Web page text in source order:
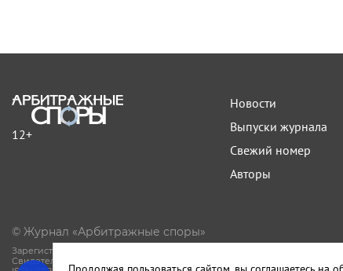
12+
Новости
Выпуски журнала
Свежий номер
Авторы
© Журнал «Арбитражные споры»
Зарегистрирован Роскомнадзором.
Свидетельство Эл № ФС77-81594 от 06.08.2021.